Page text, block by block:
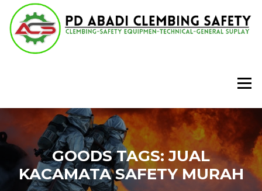
Lompat
konten
Menu
GOODS TAGS:JUAL
KACAMATA SAFETY MURAH